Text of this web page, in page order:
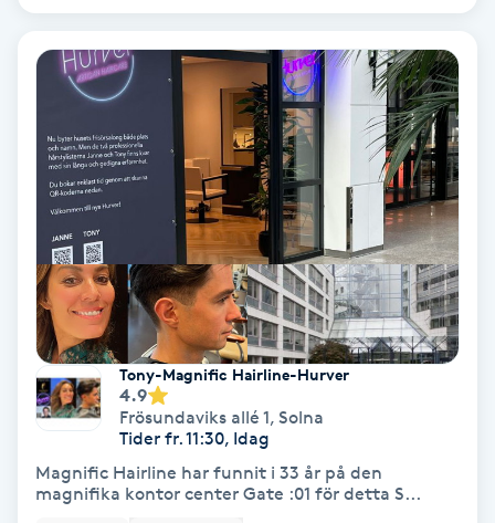
Vaccination
Vampyrbehandling
Vaxning
Vaxning brasiliansk
Veterinär
Vibrationsmassage
Vinyasa Yoga
Tony-Magnific Hairline-Hurver
4.9
Frösundaviks allé 1, Solna
Tider fr. 11:30, Idag
Magnific Hairline har funnit i 33 år på den
magnifika kontor center Gate :01 för detta S...